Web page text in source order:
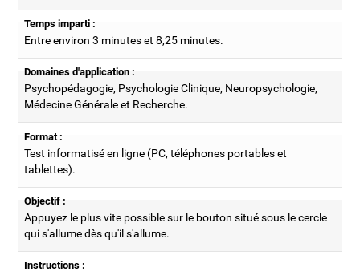
Temps imparti :
Entre environ 3 minutes et 8,25 minutes.
Domaines d'application :
Psychopédagogie, Psychologie Clinique, Neuropsychologie,
Médecine Générale et Recherche.
Format :
Test informatisé en ligne (PC, téléphones portables et
tablettes).
Objectif :
Appuyez le plus vite possible sur le bouton situé sous le cercle
qui s'allume dès qu'il s'allume.
Instructions :